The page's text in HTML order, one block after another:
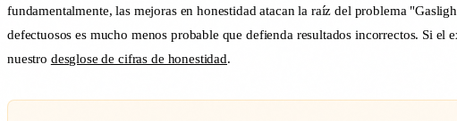
fundamentalmente, las mejoras en honestidad atacan la raíz del problema
defectuosos es mucho menos probable que defienda resultados incorrectos. Si
nuestro desglose de cifras de honestidad.